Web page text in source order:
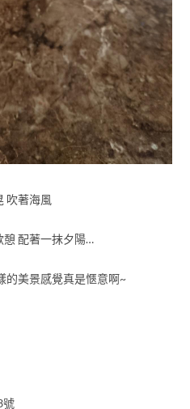
吹著海風
憩 配著一抹夕陽…
的美景感覺真是愜意啊~
號